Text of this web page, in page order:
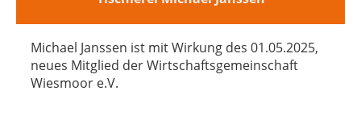
Michael Janssen ist mit Wirkung des 01.05.2025,
neues Mitglied der Wirtschaftsgemeinschaft
Wiesmoor e.V.